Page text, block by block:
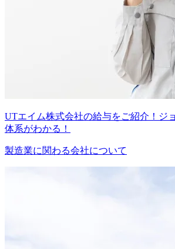
UTエイム株式会社の給与をご紹介！ジ
体系がわかる！
製造業に関わる会社について